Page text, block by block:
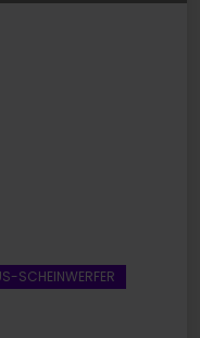
SCHEINWERFER